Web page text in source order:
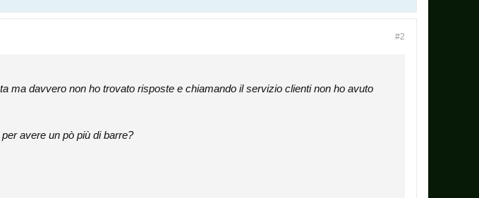
#2
ma davvero non ho trovato risposte e chiamando il servizio clienti non ho avuto
avere un pò più di barre?